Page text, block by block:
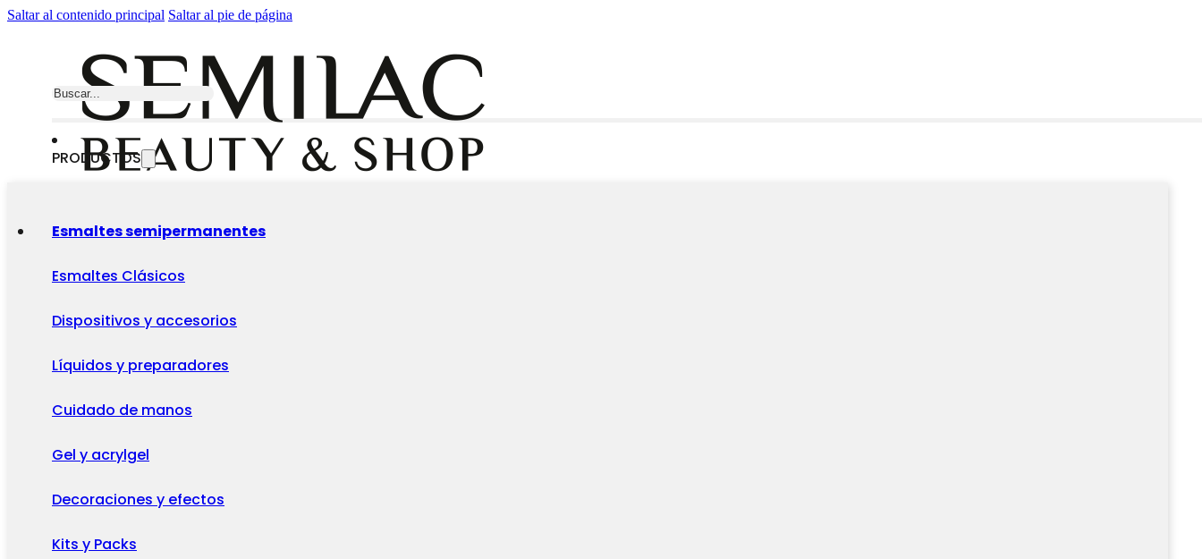
Saltar al contenido principal Saltar al pie de página
Buscar
PRODUCTOS
Esmaltes semipermanentes
Esmaltes Clásicos
Dispositivos y accesorios
Líquidos y preparadores
Cuidado de manos
Gel y acrylgel
Decoraciones y efectos
Kits y Packs